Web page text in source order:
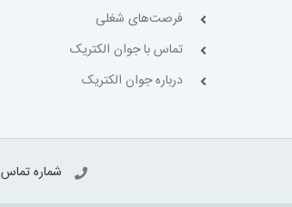
فرصت‌های شغلی
تماس با جوان الکتریک
درباره جوان الکتریک
شماره تماس